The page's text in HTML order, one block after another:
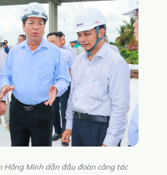
Hồng Minh dẫn đầu đoàn công tác